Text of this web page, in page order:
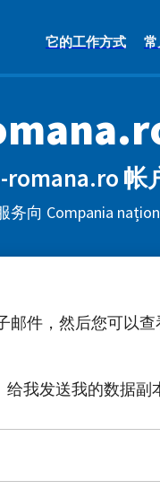
它的工作方式
帐
向 Compania
件，然后您可以查
给我发送我的数据副